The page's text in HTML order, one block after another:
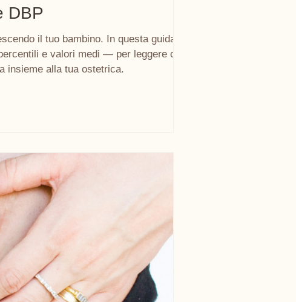
DBP
il tuo bambino. In questa guida trovi
e valori medi — per leggere con
insieme alla tua ostetrica.